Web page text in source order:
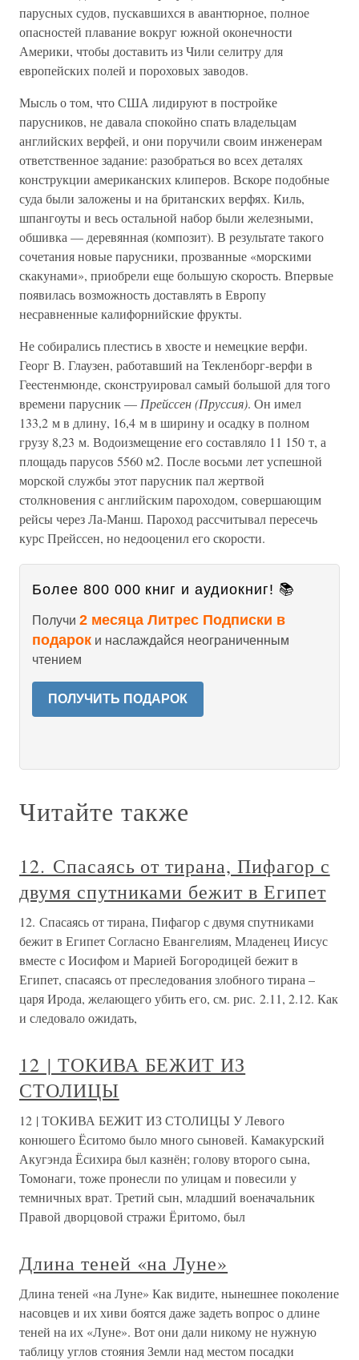
парусных судов, пускавшихся в авантюрное, полное
опасностей плавание вокруг южной оконечности
Америки, чтобы доставить из Чили селитру для
европейских полей и пороховых заводов.
Мысль о том, что США лидируют в постройке
парусников, не давала спокойно спать владельцам
английских верфей, и они поручили своим инженерам
ответственное задание: разобраться во всех деталях
конструкции американских клиперов. Вскоре подобные
суда были заложены и на британских верфях. Киль,
шпангоуты и весь остальной набор были железными,
обшивка — деревянная (композит). В результате такого
сочетания новые парусники, прозванные «морскими
скакунами», приобрели еще большую скорость. Впервые
появилась возможность доставлять в Европу
несравненные калифорнийские фрукты.
Не собирались плестись в хвосте и немецкие верфи.
Георг В. Глаузен, работавший на Текленборг-верфи в
Геестенмюнде, сконструировал самый большой для того
времени парусник — Прейссен (Пруссия). Он имел
133,2 м в длину, 16,4 м в ширину и осадку в полном
грузу 8,23 м. Водоизмещение его составляло 11 150 т, а
площадь парусов 5560 м2. После восьми лет успешной
морской службы этот парусник пал жертвой
столкновения с английским пароходом, совершающим
рейсы через Ла-Манш. Пароход рассчитывал пересечь
курс Прейссен, но недооценил его скорости.
Более 800 000 книг и аудиокниг! 📚
Получи 2 месяца Литрес Подписки в
подарок и наслаждайся неограниченным
чтением
ПОЛУЧИТЬ ПОДАРОК
Читайте также
12. Спасаясь от тирана, Пифагор с
двумя спутниками бежит в Египет
12. Спасаясь от тирана, Пифагор с двумя спутниками
бежит в Египет Согласно Евангелиям, Младенец Иисус
вместе с Иосифом и Марией Богородицей бежит в
Египет, спасаясь от преследования злобного тирана –
царя Ирода, желающего убить его, см. рис. 2.11, 2.12. Как
и следовало ожидать,
12 | ТОКИВА БЕЖИТ ИЗ
СТОЛИЦЫ
12 | ТОКИВА БЕЖИТ ИЗ СТОЛИЦЫ У Левого
конюшего Ёситомо было много сыновей. Камакурский
Акугэнда Ёсихира был казнён; голову второго сына,
Томонаги, тоже пронесли по улицам и повесили у
темничных врат. Третий сын, младший военачальник
Правой дворцовой стражи Ёритомо, был
Длина теней «на Луне»
Длина теней «на Луне» Как видите, нынешнее поколение
насовцев и их хиви боятся даже задеть вопрос о длине
теней на их «Луне». Вот они дали никому не нужную
таблицу углов стояния Земли над местом посадки